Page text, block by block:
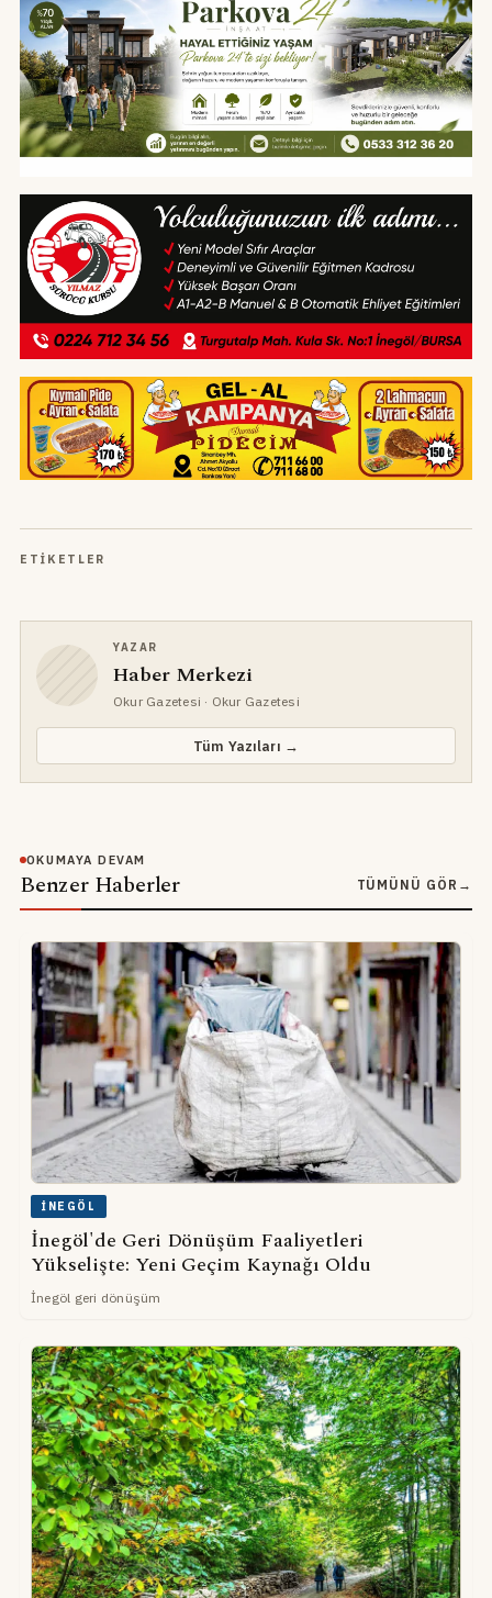
ETIKETLER
YAZAR
Haber Merkezi
Okur Gazetesi · Okur Gazetesi
Tüm Yazıları →
OKUMAYA DEVAM
Benzer Haberler TÜMÜNÜ GÖR →
İNEGÖL
İnegöl'de Geri Dönüşüm Faaliyetleri
Yükselişte: Yeni Geçim Kaynağı Oldu
İnegöl geri dönüşüm